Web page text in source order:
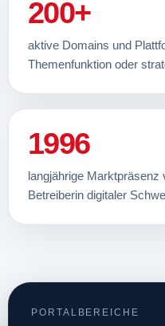
200+
aktive Domains und
Themenfunktion oder
1996
langjährige Marktpräsenz
Betreiberin digitaler
PORTALBEREICHE